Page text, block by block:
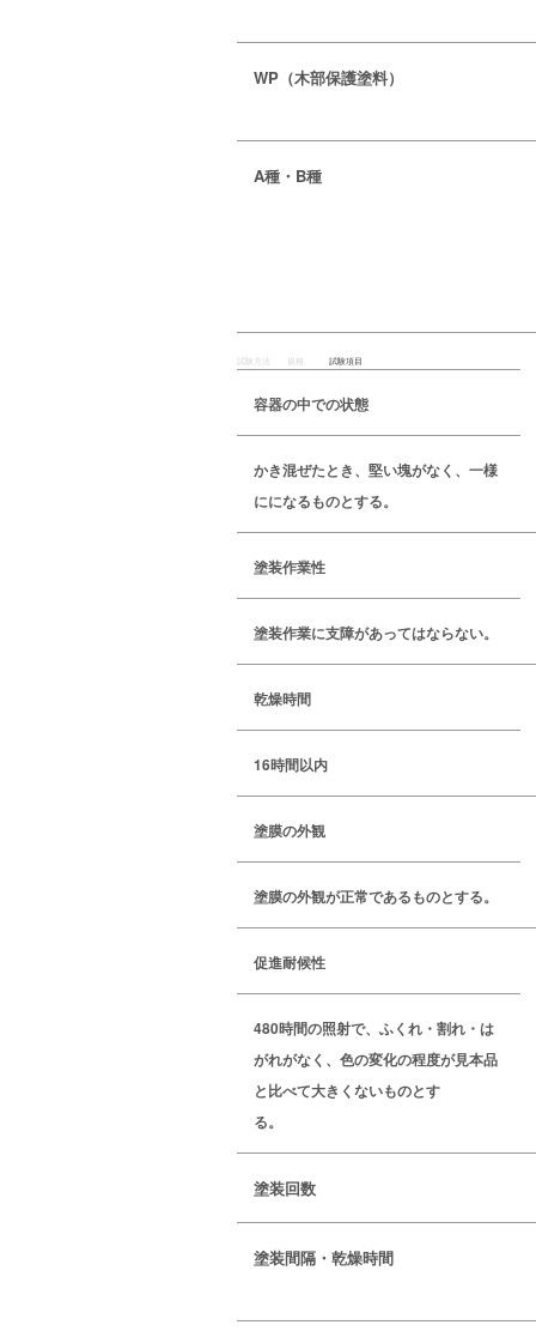
WP（木部保護塗料）
A種・B種
試験方法 規格 試験項目
容器の中での状態
かき混ぜたとき、堅い塊がなく、一様
にになるものとする。
塗装作業性
塗装作業に支障があってはならない。
乾燥時間
16時間以内
塗膜の外観
塗膜の外観が正常であるものとする。
促進耐候性
480時間の照射で、ふくれ・割れ・は
がれがなく、色の変化の程度が見本品
と比べて大きくないものとす
る。
塗装回数
塗装間隔・乾燥時間